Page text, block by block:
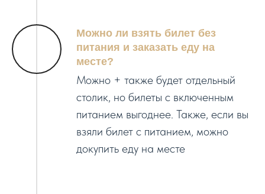
Можно ли взять билет без
питания и заказать еду на
месте?
Можно + также будет отдельный
столик, но билеты с включенным
питанием выгоднее. Также, если вы
взяли билет с питанием, можно
докупить еду на месте